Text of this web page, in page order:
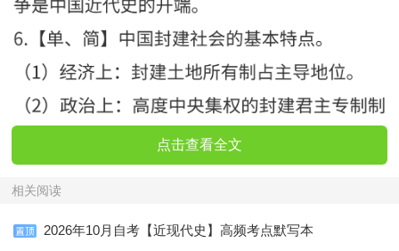
点击查看全文
相关阅读
2026年10月自考【近现代史】高频考点默写本